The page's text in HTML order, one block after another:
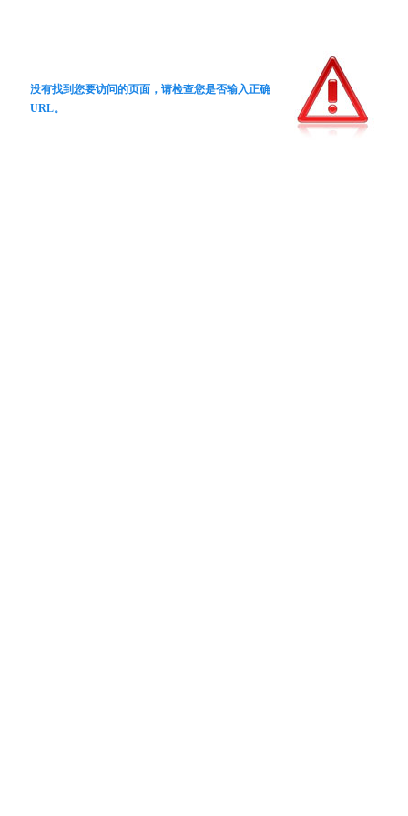
没有找到您要访问的页面，请检查您是否输入正确
URL。